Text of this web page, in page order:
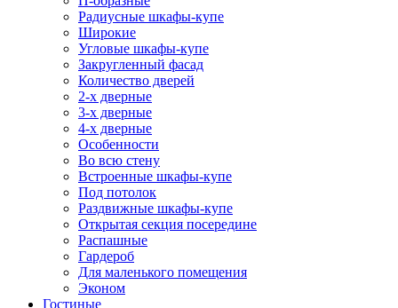
Радиусные шкафы-купе
Широкие
Угловые шкафы-купе
Закругленный фасад
Количество дверей
2-х дверные
3-х дверные
4-х дверные
Особенности
Во всю стену
Встроенные шкафы-купе
Под потолок
Раздвижные шкафы-купе
Открытая секция посередине
Распашные
Гардероб
Для маленького помещения
Эконом
Гостиные